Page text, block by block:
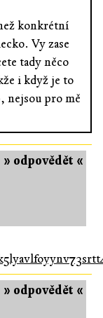
konkrétní
Vy zase
tady něco
i když je to
nejsou pro mě
» odpovědět «
» odpovědět «